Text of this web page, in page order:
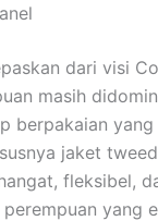
dari visi
masih
berpakaian
jaket
fleksibel,
yang